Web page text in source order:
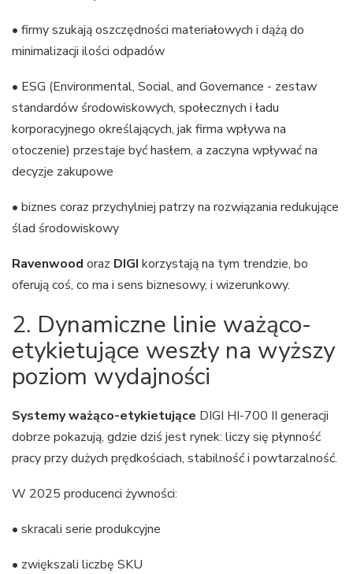
• firmy szukają oszczędności materiałowych i dążą do
minimalizacji ilości odpadów
• ESG (Environmental, Social, and Governance - zestaw
standardów środowiskowych, społecznych i ładu
korporacyjnego określających, jak firma wpływa na
otoczenie) przestaje być hasłem, a zaczyna wpływać na
decyzje zakupowe
• biznes coraz przychylniej patrzy na rozwiązania redukujące
ślad środowiskowy
Ravenwood oraz DIGI korzystają na tym trendzie, bo
oferują coś, co ma i sens biznesowy, i wizerunkowy.
2. Dynamiczne linie ważąco-
etykietujące weszły na wyższy
poziom wydajności
Systemy ważąco-etykietujące DIGI HI-700 II generacji
dobrze pokazują, gdzie dziś jest rynek: liczy się płynność
pracy przy dużych prędkościach, stabilność i powtarzalność.
W 2025 producenci żywności:
• skracali serie produkcyjne
• zwiększali liczbę SKU